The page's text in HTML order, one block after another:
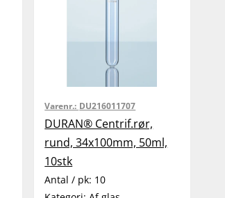
Varenr.: DU216011707
DURAN® Centrif.rør,
rund, 34x100mm, 50ml,
10stk
Antal / pk: 10